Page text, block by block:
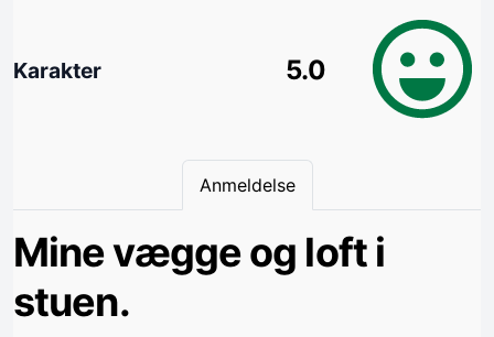
Karakter 5.0
Anmeldelse
Mine vægge og loft i
stuen.